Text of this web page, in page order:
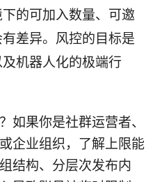
的可加入数量、可邀
差异。风控的目标是
机器人化的极端行
如果你是社群运营者、
企业组织，了解上限能
结构、分层次发布内